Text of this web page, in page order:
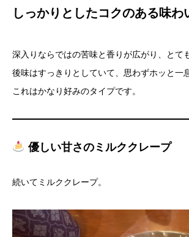
しっかりとしたコクのある味わ
深入りならではの苦味と香りが広がり、とて
後味はすっきりとしていて、思わずホッと一
これはかなり好みのタイプです。
優しい甘さのミルククレープ
続いてミルククレープ。